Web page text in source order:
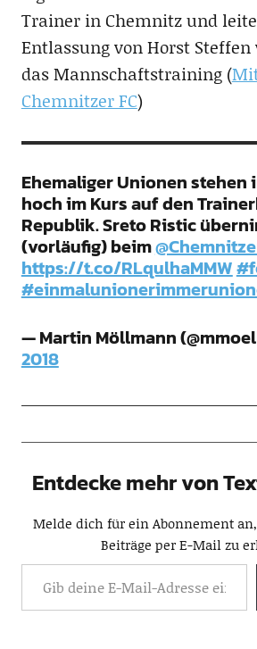
Trainer in Chemnitz und
Entlassung von Horst
das Mannschaftstraining (
Chemnitzer FC)
Ehemaliger Unionen stehen
hoch im Kurs auf den
Republik. Sreto Ristic
(vorläufig) beim
https://t.co/RLqulhaMMW
— Martin Möllmann
2018
Entdecke mehr von
Melde dich für ein Abonnement
Beiträge per E-Mail zu